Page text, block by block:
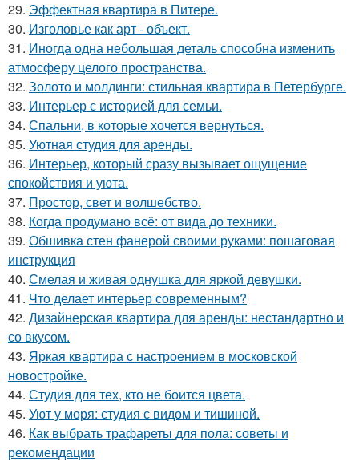
29. Эффектная квартира в Питере.
30. Изголовье как арт - объект.
31. Иногда одна небольшая деталь способна изменить
атмосферу целого пространства.
32. Золото и молдинги: стильная квартира в Петербурге.
33. Интерьер с историей для семьи.
34. Спальни, в которые хочется вернуться.
35. Уютная студия для аренды.
36. Интерьер, который сразу вызывает ощущение
спокойствия и уюта.
37. Простор, свет и волшебство.
38. Когда продумано всё: от вида до техники.
39. Обшивка стен фанерой своими руками: пошаговая
инструкция
40. Смелая и живая однушка для яркой девушки.
41. Что делает интерьер современным?
42. Дизайнерская квартира для аренды: нестандартно и
со вкусом.
43. Яркая квартира с настроением в московской
новостройке.
44. Студия для тех, кто не боится цвета.
45. Уют у моря: студия с видом и тишиной.
46. Как выбрать трафареты для пола: советы и
рекомендации